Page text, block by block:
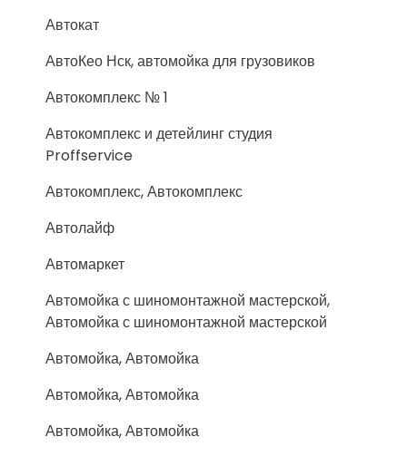
Автокат
АвтоКео Нск, автомойка для грузовиков
Автокомплекс № 1
Автокомплекс и детейлинг студия
Proffservice
Автокомплекс, Автокомплекс
Автолайф
Автомаркет
Автомойка с шиномонтажной мастерской,
Автомойка с шиномонтажной мастерской
Автомойка, Автомойка
Автомойка, Автомойка
Автомойка, Автомойка